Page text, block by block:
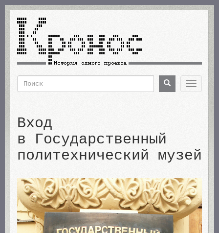
Перейти
основному
содержанию
Поиск Поиск
Toggle
Вход
в Государственный
политехнический музей